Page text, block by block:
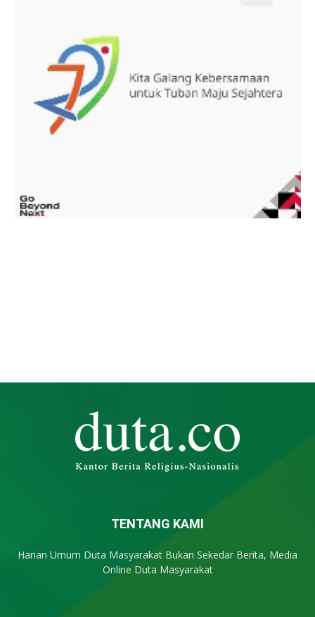
TENTANG KAMI
Harian Umum Duta Masyarakat Bukan Sekedar Berita, Media
Online Duta Masyarakat